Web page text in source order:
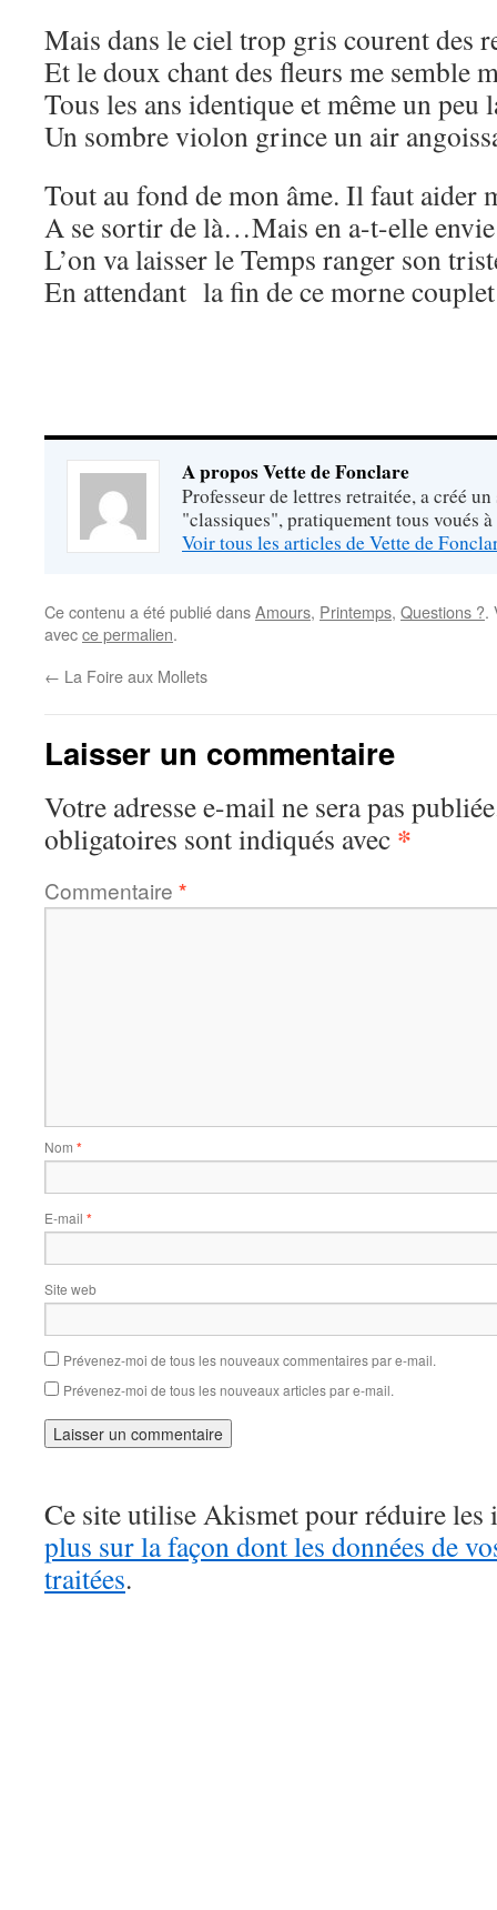
Mais dans le ciel trop gris courent des
Et le doux chant des fleurs me semble
Tous les ans identique et même un
Un sombre violon grince un air
Tout au fond de mon âme. Il faut aider
A se sortir de là…Mais en a-t-elle
L’on va laisser le Temps ranger son
En attendant la fin de ce morne
A propos Vette de Fonclare
Professeur de lettres retraitée, a créé
"classiques", pratiquement tous voués
Voir tous les articles de Vette de
Ce contenu a été publié dansAmours, Printemps, Questions ?.
avecce permalien.
← La Foire aux Mollets
Laisser un commentaire
Votre adresse e-mail ne sera pas
obligatoires sont indiqués avec *
Commentaire *
Nom *
E-mail *
Site web
Prévenez-moi de tous les nouveaux commentaires par e-mail.
Prévenez-moi de tous les nouveaux articles par e-mail.
Ce site utilise Akismet pour réduire les
plus sur la façon dont les données de
traitées.